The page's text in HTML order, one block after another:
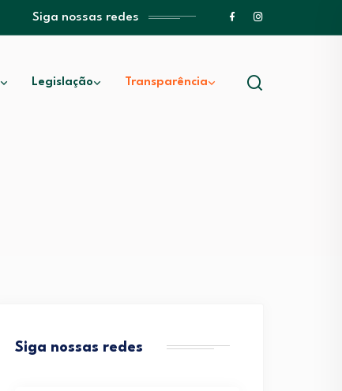
Siga nossas redes
Legislação Transparência
Siga nossas redes